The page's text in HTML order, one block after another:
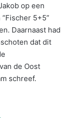
op een
5+5”
Daarnaast had
dat dit
de Oost
schreef.